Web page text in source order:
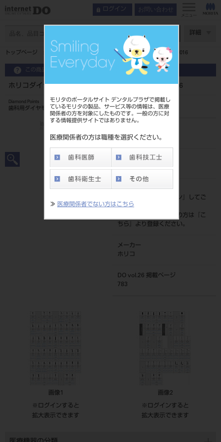
モリタのポータルサイト デンタルプラザで掲載し
ているモリタの製品、サービス等の情報は、医療
関係者の方を対象にしたものです。一般の方に対
する情報提供サイトではありません。
医療関係者の方は職種を選択ください。
≫ 医療関係者でない方はこちら
ログイン お問い合わせ
メニュー
詳細
トップページ ホリコダイヤモンドポイントFG 大型 1入 249／016
この商品に関するお問い合わせ
ホリコダイヤモンドポイントFG 大型 1入 249／016
Diamond Points
歯科用ダイヤモンドバー
206510103249016
JAN/EANコード
標準価格
ログイン
』してご
覧ください。
ネット会員登録がまだの方は『
こ
ちら
』より登録ください。
メーカー
ホリコ
DO vol.26 掲載ページ
783
画像1
※ログインすると
拡大表示できます
画像2
※ログインすると
拡大表示できます